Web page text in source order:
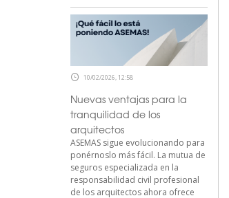
10/02/2026, 12:58
Nuevas ventajas para la
tranquilidad de los
arquitectos
ASEMAS sigue evolucionando para
ponérnoslo más fácil. La mutua de
seguros especializada en la
responsabilidad civil profesional
de los arquitectos ahora ofrece